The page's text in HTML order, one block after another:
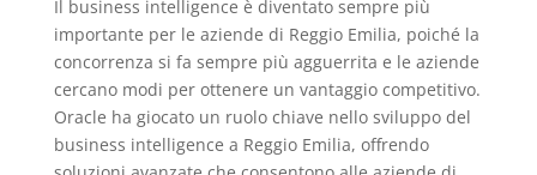
Il business intelligence è diventato sempre più
importante per le aziende di Reggio Emilia, poiché la
concorrenza si fa sempre più agguerrita e le aziende
cercano modi per ottenere un vantaggio competitivo.
Oracle ha giocato un ruolo chiave nello sviluppo del
business intelligence a Reggio Emilia, offrendo